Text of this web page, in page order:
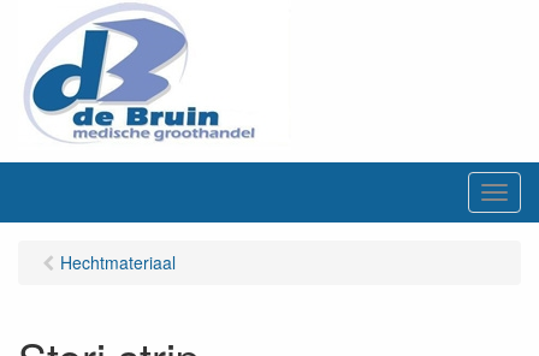
M
e
Hechtmateriaal